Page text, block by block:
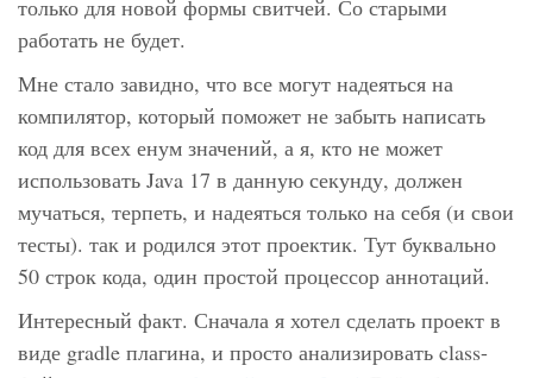
только для новой формы свитчей. Со старыми
работать не будет.
Мне стало завидно, что все могут надеяться на
компилятор, который поможет не забыть написать
код для всех енум значений, а я, кто не может
использовать Java 17 в данную секунду, должен
мучаться, терпеть, и надеяться только на себя (и свои
тесты). так и родился этот проектик. Тут буквально
50 строк кода, один простой процессор аннотаций.
Интересный факт. Сначала я хотел сделать проект в
виде gradle плагина, и просто анализировать class-